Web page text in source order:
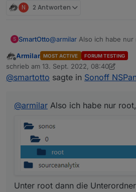
N 2 Antworten
S SmartOtto@armilar Also ich habe nur
Uner Mmembers und
Offline
Armilar MOST ACTIVE FORUM TESTING
schrieb am 13. Sept. 2022, 08:40
zuletzt editiert von Armilar
@smartotto sagte in Sonoff
@armilar Also ich habe nur
Unter root dann die